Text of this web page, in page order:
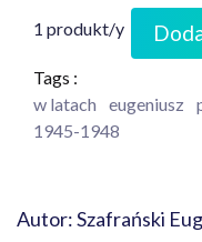
1 produkt/y
Tags :
w latach
eugeniusz
1945-1948
Autor: Szafrański